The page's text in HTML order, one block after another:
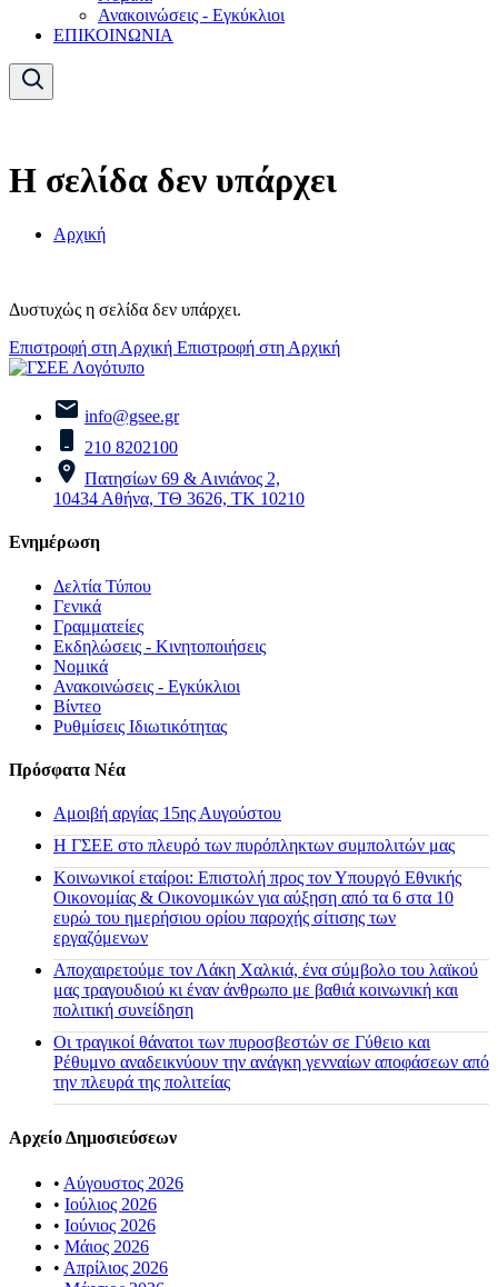
Ανακοινώσεις - Εγκύκλιοι
ΕΠΙΚΟΙΝΩΝΙΑ
Η σελίδα δεν υπάρχει
Αρχική
Δυστυχώς η σελίδα δεν υπάρχει.
Επιστροφή στη Αρχική Επιστροφή στη Αρχική
info@gsee.gr
210 8202100
Πατησίων 69 & Αινιάνος 2,
10434 Αθήνα, ΤΘ 3626, ΤΚ 10210
Ενημέρωση
Δελτία Τύπου
Γενικά
Γραμματείες
Εκδηλώσεις - Κινητοποιήσεις
Νομικά
Ανακοινώσεις - Εγκύκλιοι
Βίντεο
Ρυθμίσεις Ιδιωτικότητας
Πρόσφατα Νέα
Αμοιβή αργίας 15ης Αυγούστου
H ΓΣΕΕ στο πλευρό των πυρόπληκτων συμπολιτών μας
Κοινωνικοί εταίροι: Επιστολή προς τον Υπουργό Εθνικής
Οικονομίας & Οικονομικών για αύξηση από τα 6 στα 10
ευρώ του ημερήσιου ορίου παροχής σίτισης των
εργαζόμενων
Αποχαιρετούμε τον Λάκη Χαλκιά, ένα σύμβολο του λαϊκού
μας τραγουδιού κι έναν άνθρωπο με βαθιά κοινωνική και
πολιτική συνείδηση
Οι τραγικοί θάνατοι των πυροσβεστών σε Γύθειο και
Ρέθυμνο αναδεικνύουν την ανάγκη γενναίων αποφάσεων από
την πλευρά της πολιτείας
Αρχείο Δημοσιεύσεων
• Αύγουστος 2026
• Ιούλιος 2026
• Ιούνιος 2026
• Μάιος 2026
• Απρίλιος 2026